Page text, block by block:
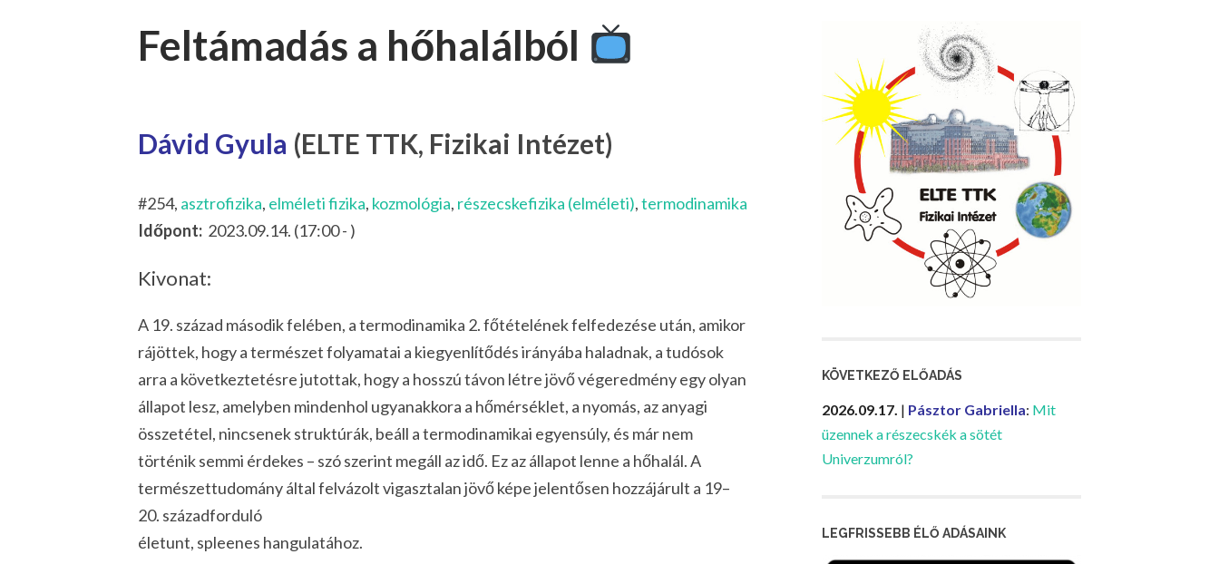
Feltámadás a hőhalálból
Dávid Gyula (ELTE TTK, Fizikai Intézet)
#254, asztrofizika, elméleti fizika, kozmológia, részecskefizika (elméleti),termodinamika
Időpont: 2023.09.14. (17:00 - )
Kivonat:
A 19. század második felében, a termodinamika 2. főtételének felfedezése után, amikor
rájöttek, hogy a természet folyamatai a kiegyenlítődés irányába haladnak, a tudósok
arra a következtetésre jutottak, hogy a hosszú távon létre jövő végeredmény egy olyan
állapot lesz, amelyben mindenhol ugyanakkora a hőmérséklet, a nyomás, az anyagi
összetétel, nincsenek struktúrák, beáll a termodinamikai egyensúly, és már nem
történik semmi érdekes – szó szerint megáll az idő. Ez az állapot lenne a hőhalál. A
természettudomány által felvázolt vigasztalan jövő képe jelentősen hozzájárult a 19–
20. századforduló
életunt, spleenes hangulatához.
KÖVETKEZŐ ELŐADÁS
2026.09.17. | Pásztor Gabriella: Mit
üzennek a részecskék a sötét
Univerzumról?
LEGFRISSEBB ÉLŐ ADÁSAINK